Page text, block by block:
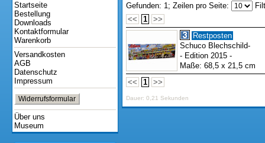
Startseite
Bestellung
Downloads
Kontaktformular
Warenkorb
Versandkosten
AGB
Datenschutz
Impressum
Widerrufsformular
Über uns
Museum
Gefunden: 1; Zeilen pro Seite:
<<
1
>>
Restposten
Schuco Blechschild-
- Edition 2015 -
Maße: 68,5 x 21,5 cm
<<
1 >>
Dauer: 0,21 Sekunden